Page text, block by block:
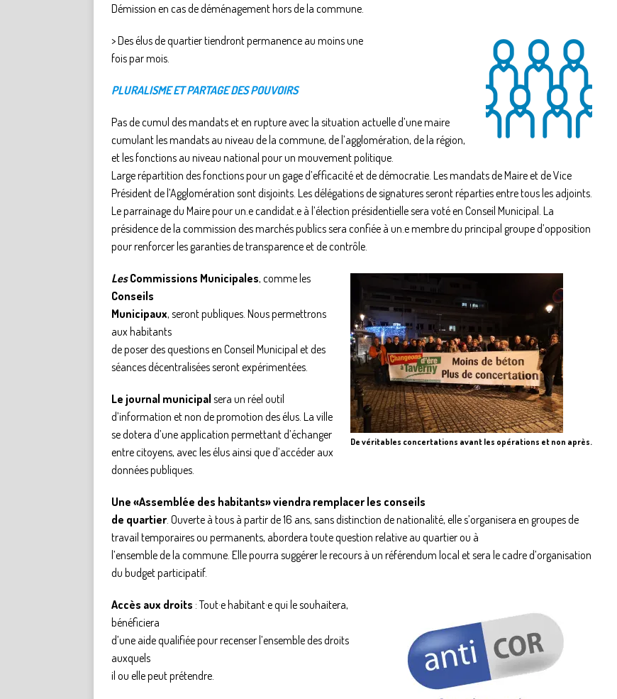
Démission en cas de déménagement hors de la commune.
> Des élus de quartier tiendront permanence au moins une
fois par mois.
PLURALISME ET PARTAGE DES POUVOIRS
Pas de cumul des mandats et en rupture avec la situation actuelle d’une maire
cumulant les mandats au niveau de la commune, de l’agglomération, de la région,
et les fonctions au niveau national pour un mouvement politique.
Large répartition des fonctions pour un gage d’efficacité et de démocratie. Les mandats de Maire et de Vice
Président de l’Agglomération sont disjoints. Les délégations de signatures seront réparties entre tous les adjoints.
Le parrainage du Maire pour un.e candidat.e à l’élection présidentielle sera voté en Conseil Municipal. La
présidence de la commission des marchés publics sera confiée à un.e membre du principal groupe d’opposition
pour renforcer les garanties de transparence et de contrôle.
De véritables concertations avant les opérations et non après.
LesCommissions Municipales, comme les
Conseils
Municipaux, seront publiques. Nous permettrons
aux habitants
de poser des questions en Conseil Municipal et des
séances décentralisées seront expérimentées.
Le journal municipal sera un réel outil
d’information et non de promotion des élus. La ville
se dotera d’une application permettant d’échanger
entre citoyens, avec les élus ainsi que d’accéder aux
données publiques.
Une «Assemblée des habitants» viendra remplacer les conseils
de quartier . Ouverte à tous à partir de 16 ans, sans distinction de nationalité, elle s’organisera en groupes de
travail temporaires ou permanents, abordera toute question relative au quartier ou à
l’ensemble de la commune. Elle pourra suggérer le recours à un référendum local et sera le cadre d’organisation
du budget participatif.
Accès aux droits : Tout·e habitant·e qui le souhaitera,
bénéficiera
d’une aide qualifiée pour recenser l’ensemble des droits
auxquels
il ou elle peut prétendre.